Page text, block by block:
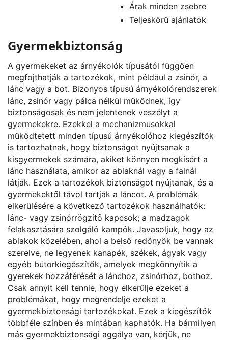
Árak minden zsebre
Teljeskörű ajánlatok
Gyermekbiztonság
A gyermekeket az árnyékolók típusától függően
megfojthatják a tartozékok, mint például a zsinór, a
lánc vagy a bot. Bizonyos típusú árnyékolórendszerek
lánc, zsinór vagy pálca nélkül működnek, így
biztonságosak és nem jelentenek veszélyt a
gyermekekre. Ezekkel a mechanizmusokkal
működtetett minden típusú árnyékolóhoz kiegészítők
is tartozhatnak, hogy biztonságot nyújtsanak a
kisgyermekek számára, akiket könnyen megkísért a
lánc használata, amikor az ablaknál vagy a falnál
látják. Ezek a tartozékok biztonságot nyújtanak, és a
gyermekektől távol tartják a láncot. A problémák
elkerülésére a következő tartozékok használhatók:
lánc- vagy zsinórrögzítő kapcsok; a madzagok
felakasztására szolgáló kampók. Javasoljuk, hogy az
ablakok közelében, ahol a belső redőnyök be vannak
szerelve, ne legyenek kanapék, székek, ágyak vagy
egyéb bútorkiegészítők, amelyek megkönnyítik a
gyerekek hozzáférését a lánchoz, zsinórhoz, bothoz.
Csak annyit kell tennie, hogy elkerülje ezeket a
problémákat, hogy megrendelje ezeket a
gyermekbiztonsági tartozékokat. Ezek a kiegészítők
többféle színben és mintában kaphatók. Ha bármilyen
más gyermekbiztonsági aggálya van, kérjük, ne